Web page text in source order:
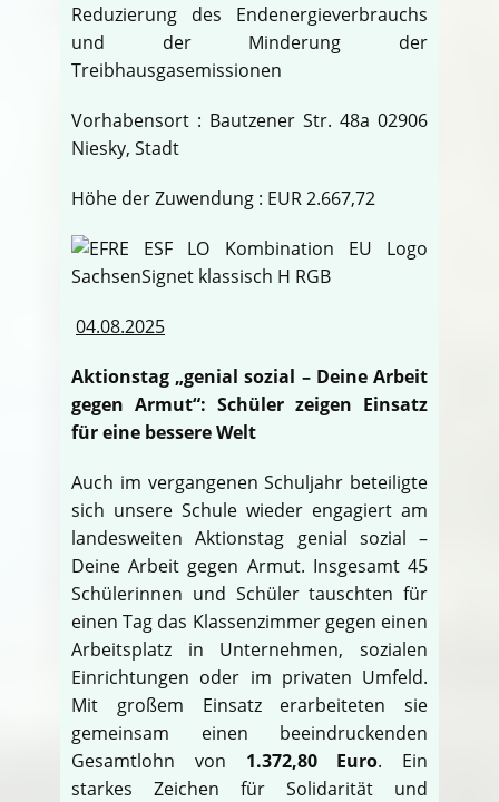
Reduzierung des Endenergieverbrauchs
und der Minderung der
Treibhausgasemissionen
Vorhabensort : Bautzener Str. 48a 02906
Niesky, Stadt
Höhe der Zuwendung : EUR 2.667,72
04.08.2025
Aktionstag „genial sozial – Deine Arbeit
gegen Armut“: Schüler zeigen Einsatz
für eine bessere Welt
Auch im vergangenen Schuljahr beteiligte
sich unsere Schule wieder engagiert am
landesweiten Aktionstag genial sozial –
Deine Arbeit gegen Armut. Insgesamt 45
Schülerinnen und Schüler tauschten für
einen Tag das Klassenzimmer gegen einen
Arbeitsplatz in Unternehmen, sozialen
Einrichtungen oder im privaten Umfeld.
Mit großem Einsatz erarbeiteten sie
gemeinsam einen beeindruckenden
Gesamtlohn von 1.372,80 Euro. Ein
starkes Zeichen für Solidarität und